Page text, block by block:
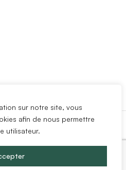
sur notre site, vous
afin de nous permettre
utilisateur.
-
Easy Mobilier.